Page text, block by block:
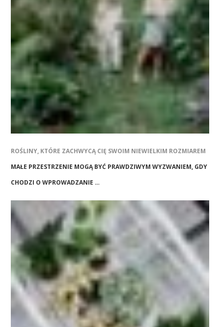
ROŚLINY, KTÓRE ZACHWYCĄ CIĘ SWOIM NIEWIELKIM ROZMIAREM
MAŁE PRZESTRZENIE MOGĄ BYĆ PRAWDZIWYM WYZWANIEM, GDY
CHODZI O WPROWADZANIE …